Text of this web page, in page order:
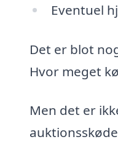
Eventuel
Det er blot
Hvor meget
Men det er